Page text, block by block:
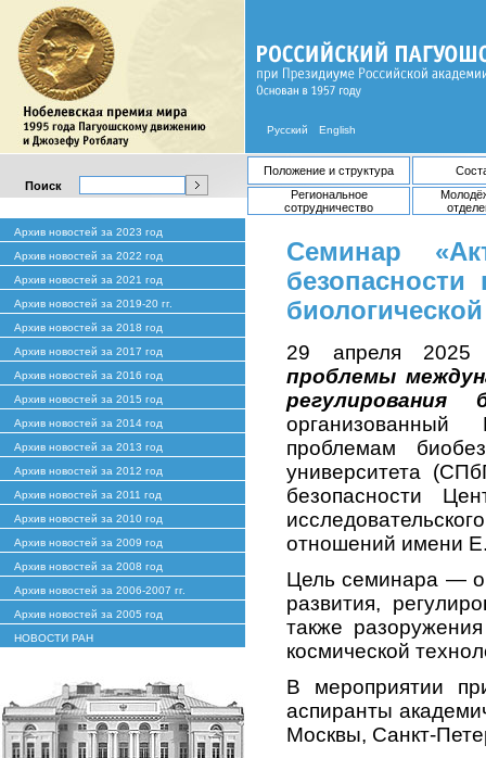
Русский English
Поиск
Положение и структура
Региональное
сотрудничество
Архив новостей за 2023 год
Архив новостей за 2022 год
Архив новостей за 2021 год
Архив новостей за 2019-20 гг.
Архив новостей за 2018 год
Архив новостей за 2017 год
Архив новостей за 2016 год
Архив новостей за 2015 год
Архив новостей за 2014 год
Архив новостей за 2013 год
Архив новостей за 2012 год
Архив новостей за 2011 год
Архив новостей за 2010 год
Архив новостей за 2009 год
Архив новостей за 2008 год
Архив новостей за 2006-2007 гг.
Архив новостей за 2005 год
НОВОСТИ РАН
Семинар
29 апреля 2025
проблемы
регулирования
проблемам
университета
безопасности
отношений имени
Цель семинара —
развития,
также
космической
В мероприятии
аспиранты
Москвы, Санкт-